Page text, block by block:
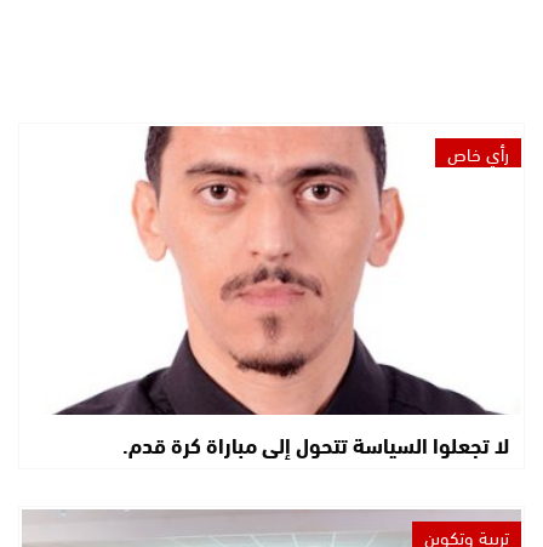
رأي خاص
لا تجعلوا السياسة تتحول إلى مباراة كرة قدم.
تربية وتكوين